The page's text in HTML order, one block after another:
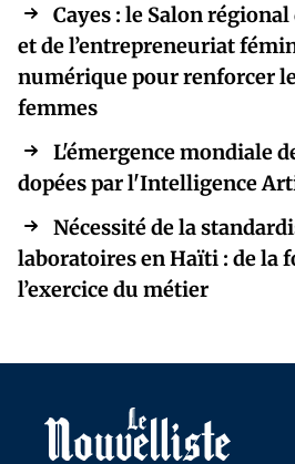
Cayes : le Salon
et de l’entrepreneuriat
numérique pour renforcer
femmes
L'émergence mondiale
dopées par l'Intelligence
Nécessité de la
laboratoires en Haïti : de la
l’exercice du métier